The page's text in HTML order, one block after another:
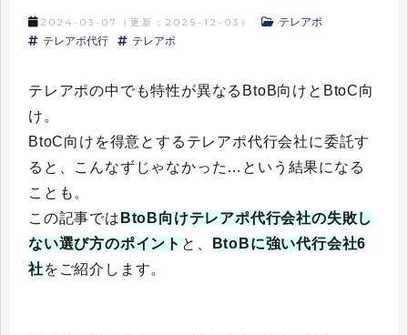
2024-03-07 （更新： 2025-12-03 ）
テレアポ
テレアポ代行
テレアポ
テレアポの中でも特性が異なるBtoB向けとBtoC向
け。
BtoC向けを得意とするテレアポ代行会社に委託す
ると、こんなずじゃなかった…という結果になる
ことも。
この記事では BtoB向けテレアポ代行会社の失敗し
ない選び方のポイント と、
BtoBに強い代行会社6
社をご紹介します。